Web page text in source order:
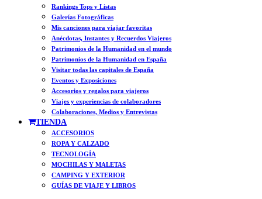
Rankings Tops y Listas
Galerías Fotográficas
Mis canciones para viajar favoritas
Anécdotas, Instantes y Recuerdos Viajeros
Patrimonios de la Humanidad en el mundo
Patrimonios de la Humanidad en España
Visitar todas las capitales de España
Eventos y Exposiciones
Accesorios y regalos para viajeros
Viajes y experiencias de colaboradores
Colaboraciones, Medios y Entrevistas
TIENDA
ACCESORIOS
ROPA Y CALZADO
TECNOLOGÍA
MOCHILAS Y MALETAS
CAMPING Y EXTERIOR
GUÍAS DE VIAJE Y LIBROS